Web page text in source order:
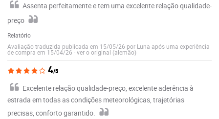
Assenta perfeitamente e tem uma excelente relação qualidade-
preço
Relatório
Avaliação traduzida publicada em 15/05/26 por Luna após uma experiência
de compra em 15/04/26 -ver o original (alemão)
4/5
Excelente relação qualidade-preço, excelente aderência à
estrada em todas as condições meteorológicas, trajetórias
precisas, conforto garantido.